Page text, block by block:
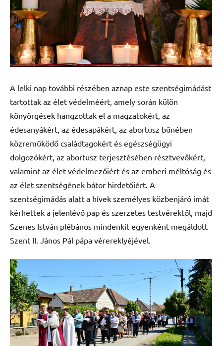
A lelki nap további részében aznap este szentségimádást
tartottak az élet védelméért, amely során külön
könyörgések hangzottak el a magzatokért, az
édesanyákért, az édesapákért, az abortusz bűnében
közreműködő családtagokért és egészségügyi
dolgozókért, az abortusz terjesztésében résztvevőkért,
valamint az élet védelmezőiért és az emberi méltóság és
az élet szentségének bátor hirdetőiért. A
szentségimádás alatt a hívek személyes közbenjáró imát
kérhettek a jelenlévő pap és szerzetes testvérektől, majd
Szenes István plébános mindenkit egyenként megáldott
Szent II. János Pál pápa vérereklyéjével.